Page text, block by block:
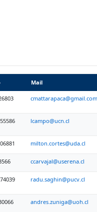
Mail
cmattarapaca@gmail.com
lcampo@ucn.cl
milton.cortes@uda.cl
ccarvajal@userena.cl
radu.saghin@pucv.cl
andres.zuniga@uoh.cl